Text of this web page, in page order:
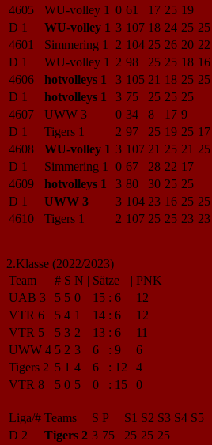
4605
WU-volley 1 0 61 17 25 19
D 1
WU-volley 1 3 107 18 24 25 25
4601
Simmering 1 2 104 25 26 20 22
D 1
WU-volley 1 2 98 25 25 18 16
4606
hotvolleys 1 3 105 21 18 25 25
D 1
hotvolleys 1 3 75 25 25 25
4607
UWW 3 0 34 8 17 9
D 1
Tigers 1 2 97 25 19 25 17
4608
WU-volley 1 3 107 21 25 21 25
D 1
Simmering 1 0 67 28 22 17
4609
hotvolleys 1 3 80 30 25 25
D 1
UWW 3 3 104 23 16 25 25
4610
Tigers 1 2 107 25 25 23 23
2.Klasse (2022/2023)
Team
# S N | Sätze | PNK
UAB 3
5 5 0 15 : 6
12
VTR 6
5 4 1 14 : 6
12
VTR 5
5 3 2 13 : 6
11
UWW 4 5 2 3 6 : 9
6
Tigers 2 5 1 4 6 : 12
4
VTR 8
5 0 5 0 : 15 0
Liga/# Teams S P S1 S2 S3 S4 S5
D 2
Tigers 2 3 75 25 25 25